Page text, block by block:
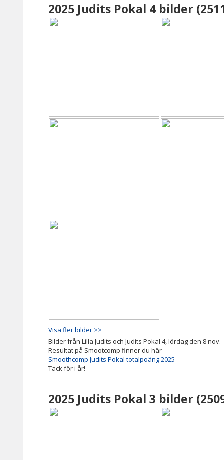
2025 Judits Pokal 4 bilder
Visa fler bilder >>
Bilder från Lilla Judits och Judits Pokal 4, lördag den 8 nov.
Resultat på Smootcomp finner du här
Smoothcomp Judits Pokal totalpoäng 2025
Tack för i år!
2025 Judits Pokal 3 bilder